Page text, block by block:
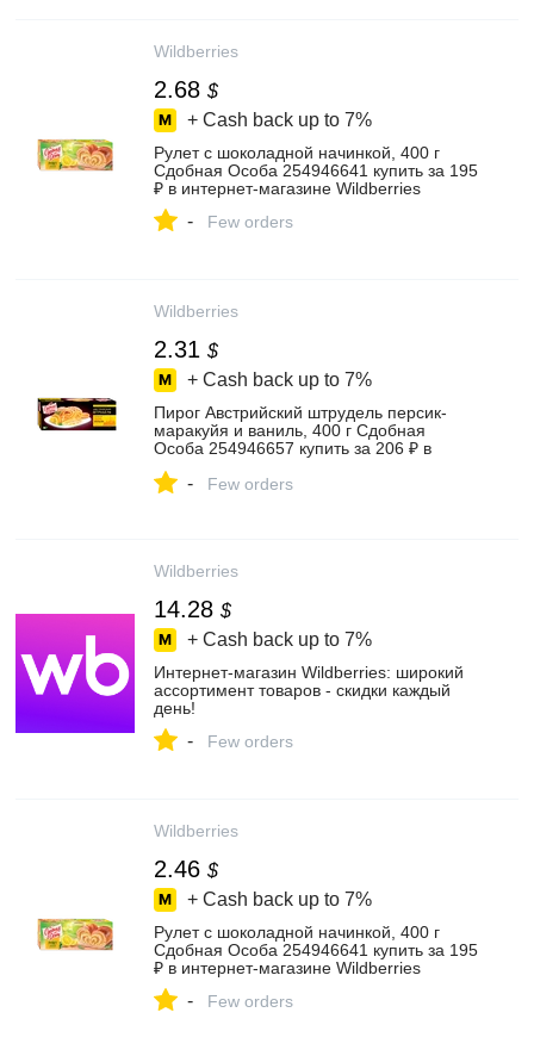
Wildberries
2.68 $
+ Cash back up to 7%
Рулет с шоколадной начинкой, 400 г
Сдобная Особа 254946641 купить за 195
₽ в интернет‑магазине Wildberries
- Few orders
Wildberries
2.31 $
+ Cash back up to 7%
Пирог Австрийский штрудель персик-
маракуйя и ваниль, 400 г Сдобная
Особа 254946657 купить за 206 ₽ в
- Few orders
Wildberries
14.28 $
+ Cash back up to 7%
Интернет‑магазин Wildberries: широкий
ассортимент товаров - скидки каждый
день!
- Few orders
Wildberries
2.46 $
+ Cash back up to 7%
Рулет с шоколадной начинкой, 400 г
Сдобная Особа 254946641 купить за 195
₽ в интернет‑магазине Wildberries
- Few orders